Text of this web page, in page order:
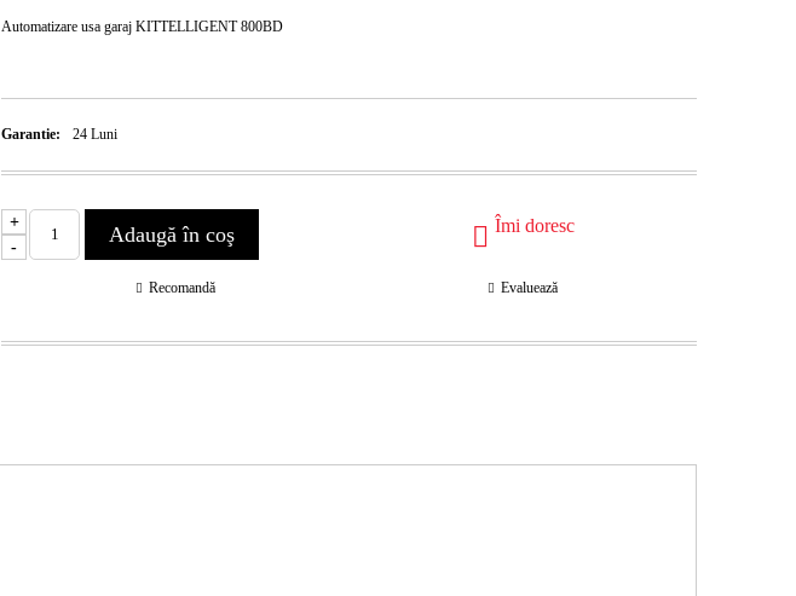
Automatizare usa garaj KITTELLIGENT 800BD
Garantie: 24 Luni
+
-
Îmi doresc
Recomandă Evaluează